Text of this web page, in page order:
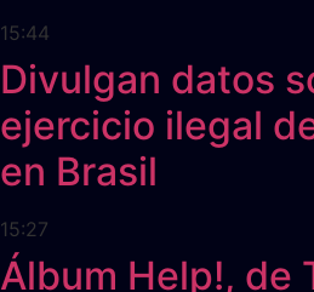
15:44
Divulgan datos
ejercicio ilegal
en Brasil
15:27
Álbum Help!, de